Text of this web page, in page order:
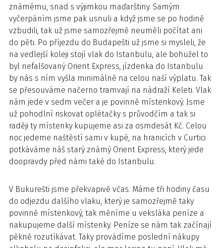
známému, snad s výjimkou maďarštiny. Samým
vyčerpáním jsme pak usnuli a když jsme se po hodině
vzbudili, tak už jsme samozřejmě neuměli počítat ani
do pěti. Po příjezdu do Budapešti už jsme si mysleli, že
na vedlejší koleji stojí vlak do Istanbulu, ale bohužel to
byl nefalšovaný Orient Express, jízdenka do Istanbulu
by nás s ním vyšla minimálně na celou naší výplatu. Tak
se přesouváme načerno tramvají na nádraží Keleti. Vlak
nám jede v sedm večer a je povinně místenkový. Jsme
už pohodlní riskovat oplétačky s průvodčím a tak si
raději ty místenky kupujeme asi za osmdesát Kč. Celou
noc jedeme naštěstí sami v kupé, na hranicích v Curtici
potkáváme náš starý známý Orient Express, který jede
doopravdy před námi také do Istanbulu.
V Bukurešti jsme překvapivě včas. Máme tři hodiny času
do odjezdu dalšího vlaku, který je samozřejmě taky
povinně místenkový, tak měníme u veksláka peníze a
nakupujeme další místenky. Peníze se nám tak začínají
pěkně rozutíkávat. Taky provádíme poslední nákupy